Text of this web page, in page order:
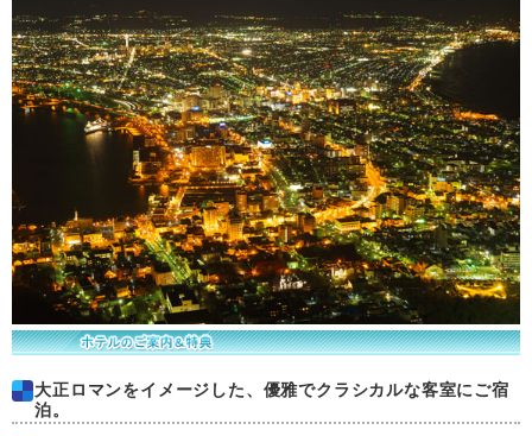
月 31
大正ロマンをイメージした、優雅でクラシカルな客室にご宿
泊。